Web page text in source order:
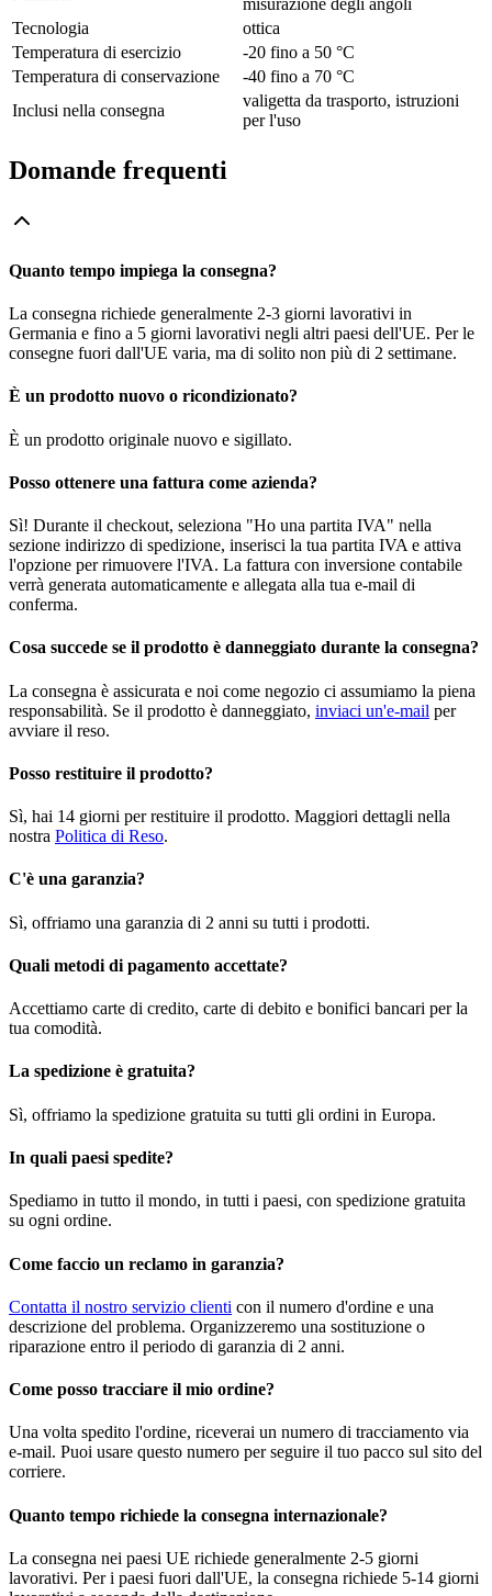
Tecnologia
ottica
Temperatura di esercizio
-20 fino a 50 °C
Temperatura di conservazione
-40 fino a 70 °C
Inclusi nella consegna
valigetta da trasporto, istruzioni
per l'uso
Domande frequenti
Quanto tempo impiega la consegna?
La consegna richiede generalmente 2-3 giorni lavorativi in
Germania e fino a 5 giorni lavorativi negli altri paesi dell'UE. Per le
consegne fuori dall'UE varia, ma di solito non più di 2 settimane.
È un prodotto nuovo o ricondizionato?
È un prodotto originale nuovo e sigillato.
Posso ottenere una fattura come azienda?
Sì! Durante il checkout, seleziona "Ho una partita IVA" nella
sezione indirizzo di spedizione, inserisci la tua partita IVA e attiva
l'opzione per rimuovere l'IVA. La fattura con inversione contabile
verrà generata automaticamente e allegata alla tua e-mail di
conferma.
Cosa succede se il prodotto è danneggiato durante la consegna?
La consegna è assicurata e noi come negozio ci assumiamo la piena
responsabilità. Se il prodotto è danneggiato, inviaci un'e-mail per
avviare il reso.
Posso restituire il prodotto?
Sì, hai 14 giorni per restituire il prodotto. Maggiori dettagli nella
nostra Politica di Reso.
C'è una garanzia?
Sì, offriamo una garanzia di 2 anni su tutti i prodotti.
Quali metodi di pagamento accettate?
Accettiamo carte di credito, carte di debito e bonifici bancari per la
tua comodità.
La spedizione è gratuita?
Sì, offriamo la spedizione gratuita su tutti gli ordini in Europa.
In quali paesi spedite?
Spediamo in tutto il mondo, in tutti i paesi, con spedizione gratuita
su ogni ordine.
Come faccio un reclamo in garanzia?
Contatta il nostro servizio clienti con il numero d'ordine e una
descrizione del problema. Organizzeremo una sostituzione o
riparazione entro il periodo di garanzia di 2 anni.
Come posso tracciare il mio ordine?
Una volta spedito l'ordine, riceverai un numero di tracciamento via
e-mail. Puoi usare questo numero per seguire il tuo pacco sul sito del
corriere.
Quanto tempo richiede la consegna internazionale?
La consegna nei paesi UE richiede generalmente 2-5 giorni
lavorativi. Per i paesi fuori dall'UE, la consegna richiede 5-14 giorni